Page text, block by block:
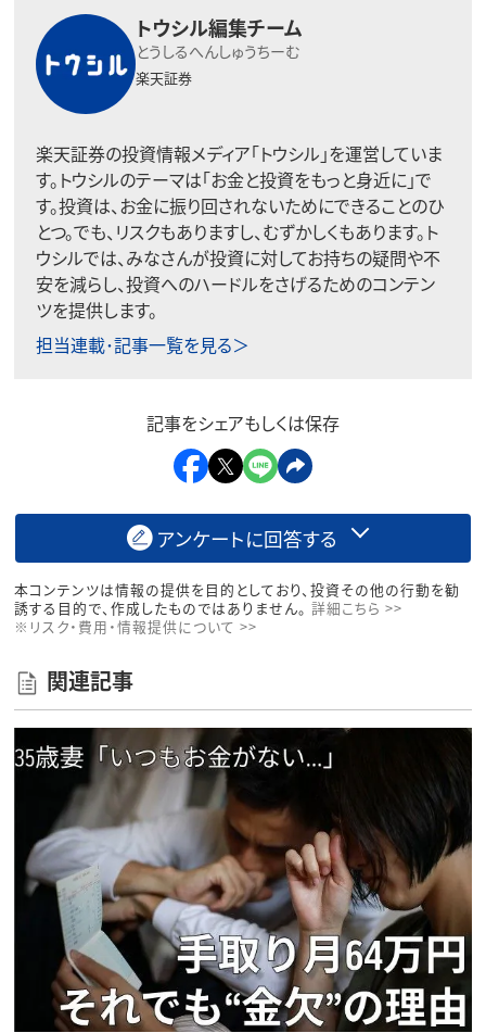
トウシル編集チーム
とうしるへんしゅうちーむ
楽天証券
楽天証券の投資情報メディア「トウシル」を運営していま
す。トウシルのテーマは「お金と投資をもっと身近に」で
す。投資は、お金に振り回されないためにできることのひ
とつ。でも、リスクもありますし、むずかしくもあります。ト
ウシルでは、みなさんが投資に対してお持ちの疑問や不
安を減らし、投資へのハードルをさげるためのコンテン
ツを提供します。
担当連載･記事一覧を見る＞
記事をシェアもしくは保存
アンケートに回答する
本コンテンツは情報の提供を目的としており、投資その他の行動を勧
誘する目的で、作成したものではありません。 詳細こちら >>
※リスク・費用・情報提供について >>
関連記事